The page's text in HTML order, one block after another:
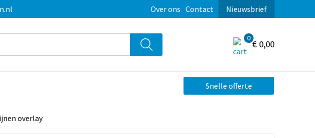
Over ons Contact Nieuwsbrief
0
€ 0,00
Snelle offerte
overlay